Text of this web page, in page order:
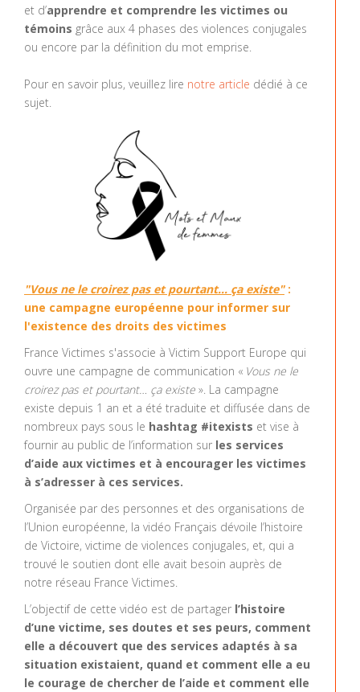
et d’apprendre et comprendre les victimes ou
témoins grâce aux 4 phases des violences conjugales
ou encore par la définition du mot emprise.
Pour en savoir plus, veuillez lire notre article dédié à ce
sujet.
"Vous ne le croirez pas et pourtant… ça existe" :
une campagne européenne pour informer sur
l'existence des droits des victimes
France Victimes s'associe à Victim Support Europe qui
ouvre une campagne de communication « Vous ne le
croirez pas et pourtant… ça existe ». La campagne
existe depuis 1 an et a été traduite et diffusée dans de
nombreux pays sous le hashtag #itexists et vise à
fournir au public de l’information sur les services
d’aide aux victimes et à encourager les victimes
à s’adresser à ces services.
Organisée par des personnes et des organisations de
l’Union européenne, la vidéo Français dévoile l’histoire
de Victoire, victime de violences conjugales, et, qui a
trouvé le soutien dont elle avait besoin auprès de
notre réseau France Victimes.
L’objectif de cette vidéo est de partager l’histoire
d’une victime, ses doutes et ses peurs, comment
elle a découvert que des services adaptés à sa
situation existaient, quand et comment elle a eu
le courage de chercher de l’aide et comment elle